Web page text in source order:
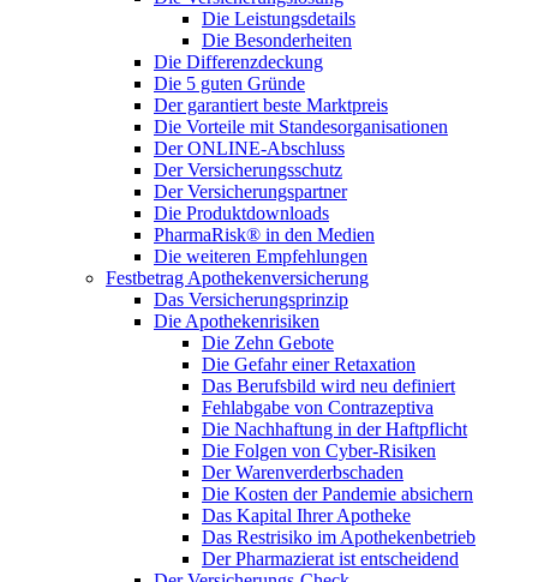
Die Leistungsdetails
Die Besonderheiten
Die Differenzdeckung
Die 5 guten Gründe
Der garantiert beste Marktpreis
Die Vorteile mit Standesorganisationen
Der ONLINE-Abschluss
Der Versicherungsschutz
Der Versicherungspartner
Die Produktdownloads
PharmaRisk® in den Medien
Die weiteren Empfehlungen
Festbetrag Apothekenversicherung
Das Versicherungsprinzip
Die Apothekenrisiken
Die Zehn Gebote
Die Gefahr einer Retaxation
Das Berufsbild wird neu definiert
Fehlabgabe von Contrazeptiva
Die Nachhaftung in der Haftpflicht
Die Folgen von Cyber-Risiken
Der Warenverderbschaden
Die Kosten der Pandemie absichern
Das Kapital Ihrer Apotheke
Das Restrisiko im Apothekenbetrieb
Der Pharmazierat ist entscheidend